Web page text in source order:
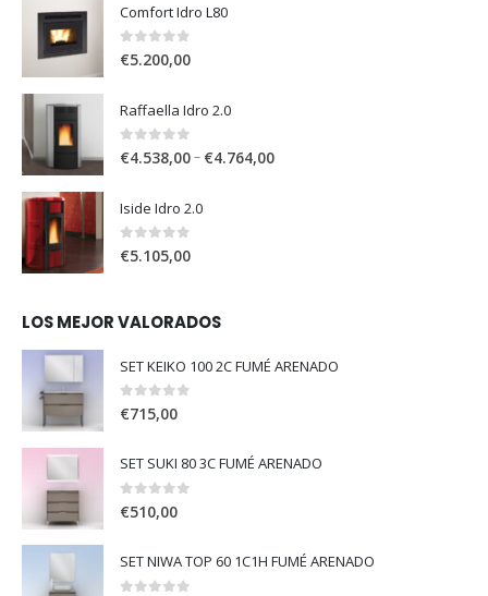
Comfort Idro L80
0out of 5
€5.200,00
Raffaella Idro 2.0
0 out of 5
€4.538,00– €4.764,00
Iside Idro 2.0
0out of 5
€5.105,00
LOS MEJOR VALORADOS
SET KEIKO 100 2C FUMÉ ARENADO
0out of 5
€715,00
SET SUKI 80 3C FUMÉ ARENADO
0out of 5
€510,00
SET NIWA TOP 60 1C1H FUMÉ ARENADO